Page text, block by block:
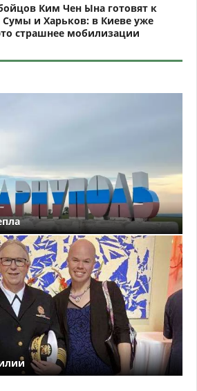
Ким Чен Ына готовят к
Сумы и Харьков: в Киеве уже
страшнее мобилизации